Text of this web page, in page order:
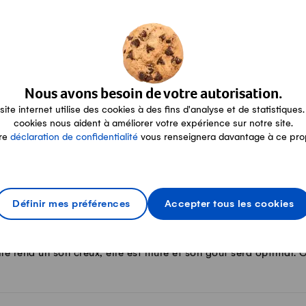
Nous avons besoin de votre autorisation.
internet utilise des cookies à des fins d'analyse et de statistiques.
cookies nous aident à améliorer votre expérience sur notre site.
déclaration de confidentialité vous renseignera davantage à ce
Définir mes préférences Accepter tous les cookies
des noyaux de cerises?
(pâte brisée ou pâte sablée) comme pour les coussins
entre une prune et un
sont très semblables; ils font partie de la même famille. Ils
si une courge est mûre?
rend un son creux, elle est mûre et son goût sera optimal.